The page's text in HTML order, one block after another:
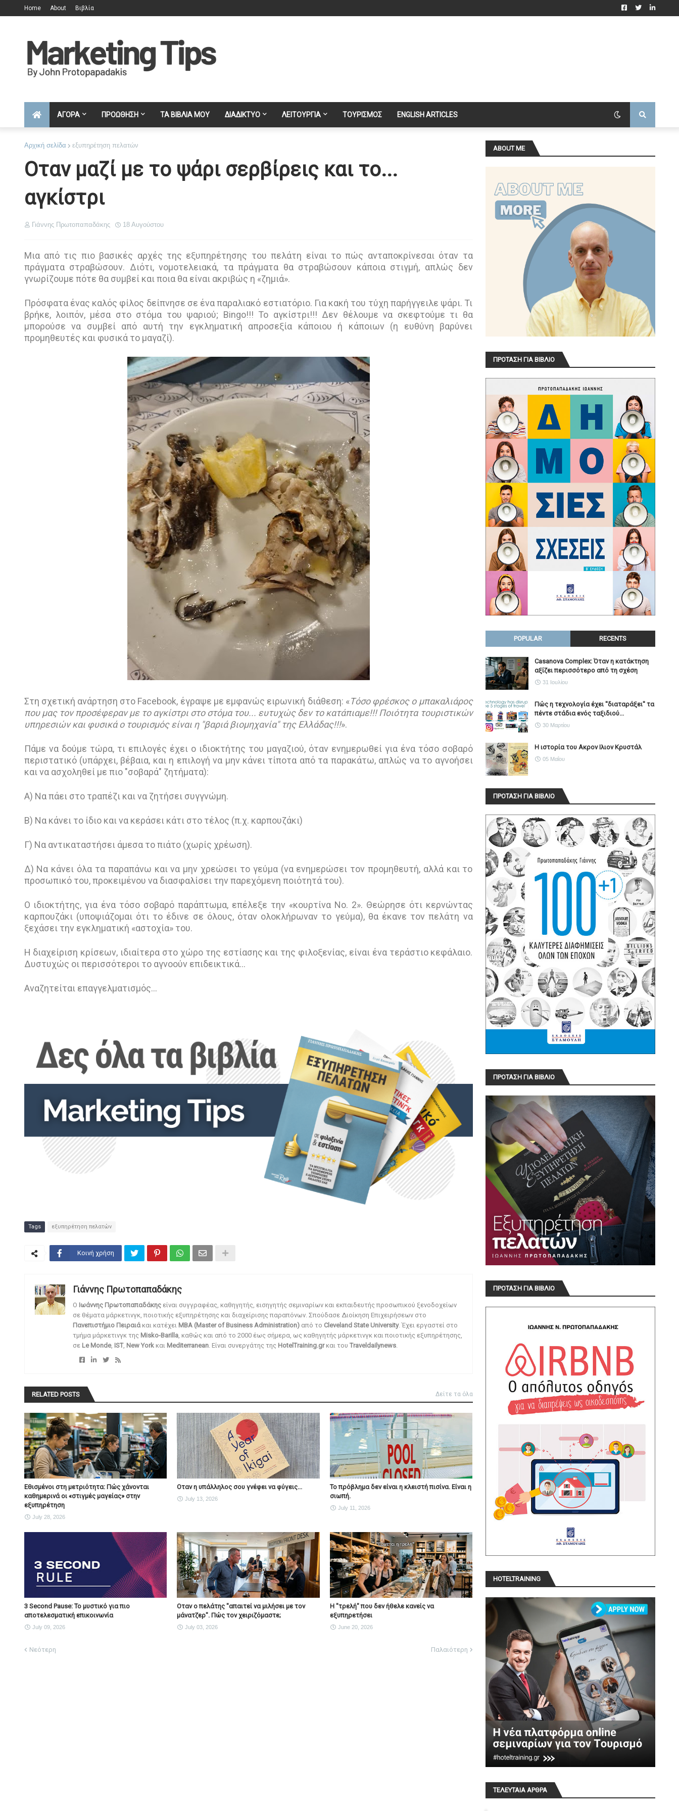
Home About Βιβλία
ΑΓΟΡΑ ΠΡΟΩΘΗΣΗ ΤΑ ΒΙΒΛΙΑ ΜΟΥ ΔΙΑΔΙΚΤΥΟ ΛΕΙΤΟΥΡΓΙΑ ΤΟΥΡΙΣΜΟΣ ENGLISH ARTICLES
Αρχική σελίδα εξυπηρέτηση πελατών
Οταν μαζί με το ψάρι σερβίρεις και το...
αγκίστρι
Γιάννης Πρωτοπαπαδάκης 18 Αυγούστου
Μια από τις πιο βασικές αρχές της εξυπηρέτησης του πελάτη είναι το πώς ανταποκρίνεσαι όταν τα
πράγματα στραβώσουν. Διότι, νομοτελειακά, τα πράγματα θα στραβώσουν κάποια στιγμή, απλώς δεν
γνωρίζουμε πότε θα συμβεί και ποια θα είναι ακριβώς η «ζημιά».
Πρόσφατα ένας καλός φίλος δείπνησε σε ένα παραλιακό εστιατόριο. Για κακή του τύχη παρήγγειλε ψάρι. Τι
βρήκε, λοιπόν, μέσα στο στόμα του ψαριού; Bingo!!! Το αγκίστρι!!! Δεν θέλουμε να σκεφτούμε τι θα
μπορούσε να συμβεί από αυτή την εγκληματική απροσεξία κάποιου ή κάποιων (η ευθύνη βαρύνει
προμηθευτές και φυσικά το μαγαζί).
Στη σχετική ανάρτηση στο Facebook, έγραψε με εμφανώς ειρωνική διάθεση: «Τόσο φρέσκος ο μπακαλιάρος
που μας τον προσέφεραν με το αγκίστρι στο στόμα του... ευτυχώς δεν το κατάπιαμε!!! Ποιότητα τουριστικών
υπηρεσιών και φυσικά ο τουρισμός είναι η "βαριά βιομηχανία" της Ελλάδας!!!».
Πάμε να δούμε τώρα, τι επιλογές έχει ο ιδιοκτήτης του μαγαζιού, όταν ενημερωθεί για ένα τόσο σοβαρό
περιστατικό (υπάρχει, βέβαια, και η επιλογή να μην κάνει τίποτα από τα παρακάτω, απλώς να το αγνοήσει
και να ασχοληθεί με πιο "σοβαρά" ζητήματα):
Α) Να πάει στο τραπέζι και να ζητήσει συγγνώμη.
Β) Να κάνει το ίδιο και να κεράσει κάτι στο τέλος (π.χ. καρπουζάκι)
Γ) Να αντικαταστήσει άμεσα το πιάτο (χωρίς χρέωση).
Δ) Να κάνει όλα τα παραπάνω και να μην χρεώσει το γεύμα (να ενημερώσει τον προμηθευτή, αλλά και το
προσωπικό του, προκειμένου να διασφαλίσει την παρεχόμενη ποιότητά του).
Ο ιδιοκτήτης, για ένα τόσο σοβαρό παράπτωμα, επέλεξε την «κουρτίνα Νο. 2». Θεώρησε ότι κερνώντας
καρπουζάκι (υποψιάζομαι ότι το έδινε σε όλους, όταν ολοκλήρωναν το γεύμα), θα έκανε τον πελάτη να
ξεχάσει την εγκληματική «αστοχία» του.
Η διαχείριση κρίσεων, ιδιαίτερα στο χώρο της εστίασης και της φιλοξενίας, είναι ένα τεράστιο κεφάλαιο.
Δυστυχώς οι περισσότεροι το αγνοούν επιδεικτικά...
Αναζητείται επαγγελματισμός...
Tags εξυπηρέτηση πελατών
Κοινή χρήση
Γιάννης Πρωτοπαπαδάκης
O Ιωάννης Πρωτοπαπαδάκης είναι συγγραφέας, καθηγητής, εισηγητής σεμιναρίων και εκπαιδευτής προσωπικού ξενοδοχείων
σε θέματα μάρκετινγκ, ποιοτικής εξυπηρέτησης και διαχείρισης παραπόνων. Σπούδασε Διοίκηση Επιχειρήσεων στο
Πανεπιστήμιο Πειραιάκαι κατέχει MBA (Master of Business Administration)από το Cleveland State University. Έχει εργαστεί στο
τμήμα μάρκετινγκ της Misko-Barilla, καθώς και από το 2000 έως σήμερα, ως καθηγητής μάρκετινγκ και ποιοτικής εξυπηρέτησης,
σε Le Monde, IST, New Yorkκαι Mediterranean. Είναι συνεργάτης της HotelTraining.grκαι του Traveldailynews.
RELATED POSTS Δείτε τα όλα
Εθισμένοι στη μετριότητα: Πώς χάνονται
καθημερινά οι «στιγμές μαγείας» στην
εξυπηρέτηση
July 28, 2026
Οταν η υπάλληλος σου γνέφει να φύγεις...
July 13, 2026
Το πρόβλημα δεν είναι η κλειστή πισίνα. Είναι η
σιωπή.
July 11, 2026
3 Second Pause: Το μυστικό για πιο
αποτελεσματική επικοινωνία
July 09, 2026
Οταν ο πελάτης "απαιτεί να μιλήσει με τον
μάνατζερ". Πώς τον χειριζόμαστε;
July 03, 2026
H "τρελή" που δεν ήθελε κανείς να
εξυπηρετήσει
June 20, 2026
Νεότερη Παλαιότερη
ABOUT ME
ΠΡΟΤΑΣΗ ΓΙΑ ΒΙΒΛΙΟ
POPULAR RECENTS
Casanova Complex: Όταν η κατάκτηση
αξίζει περισσότερο από τη σχέση
31 Ιουλίου
Πώς η τεχνολογία έχει ''διαταράξει'' τα
πέντε στάδια ενός ταξιδιού...
30 Μαρτίου
Η ιστορία του Ακρον Ιλιον Κρυστάλ
05 Μαΐου
ΠΡΟΤΑΣΗ ΓΙΑ ΒΙΒΛΙΟ
ΠΡΟΤΑΣΗ ΓΙΑ ΒΙΒΛΙΟ
ΠΡΟΤΑΣΗ ΓΙΑ ΒΙΒΛΙΟ
HOTELTRAINING
ΤΕΛΕΥΤΑΙΑ ΑΡΘΡΑ